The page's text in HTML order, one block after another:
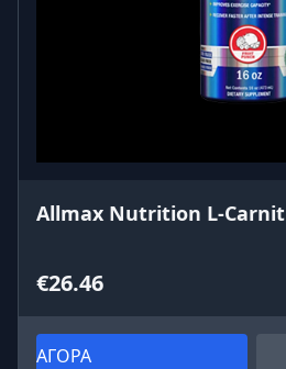
Allmax Nutrition L-Carnit
€26.46
ΑΓΟΡΑ